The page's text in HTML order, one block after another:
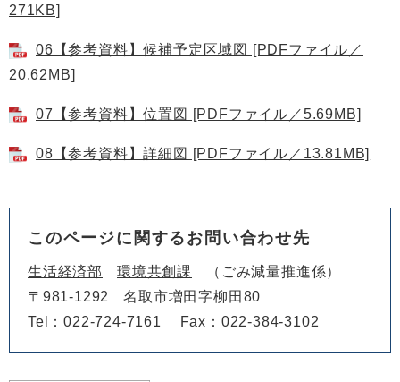
271KB]
06【参考資料】候補予定区域図 [PDFファイル／
20.62MB]
07【参考資料】位置図 [PDFファイル／5.69MB]
08【参考資料】詳細図 [PDFファイル／13.81MB]
このページに関するお問い合わせ先
生活経済部 環境共創課
ごみ減量推進係
〒981-1292
名取市増田字柳田80
Tel：022-724-7161
Fax：022-384-3102